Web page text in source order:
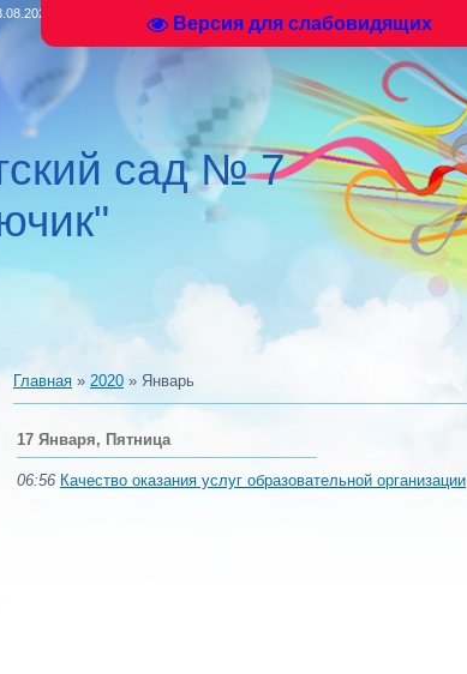
Версия для слабовидящих
18:48
сад № 7
Главная » 2020 » Январь
17 Января, Пятница
06:56 Качество оказания услуг образовательной организации